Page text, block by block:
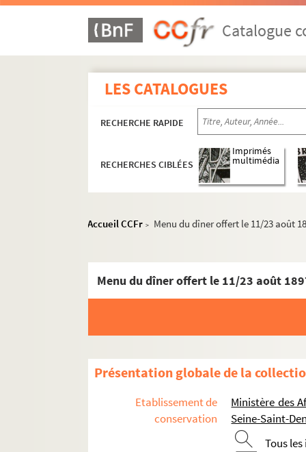
Catalogue
LES CATALOGUES
RECHERCHE RAPIDE
RECHERCHES CIBLÉES
Imprimés
multimédia
Accueil CCFr > Menu du dîner offert le 11/23 août
Menu du dîner offert le 11/23 août
Présentation globale de la
Etablissement de
conservation
Ministère des
Seine-Saint-
Tous